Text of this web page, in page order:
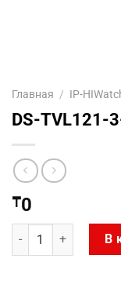
Главная / IP-
DS-TVL121-
₸0
Количество товара
В